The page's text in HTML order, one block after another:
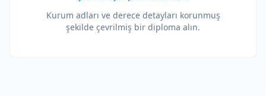
Kurum adları ve derece detayları korunmuş
şekilde çevrilmiş bir diploma alın.